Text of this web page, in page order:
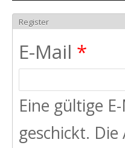
Register
E-Mail *
Eine gültige
geschickt.